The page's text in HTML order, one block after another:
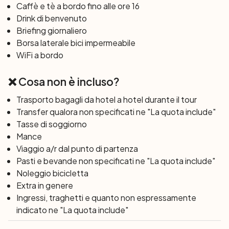
dalle maestose dimore, dai canali, dalle chiese e dalle
mura cittadine che ancora oggi riflettono la ricca storia e
il benessere della città. Nel pomeriggio, tempo
permettendo, navigheremo attraverso l’IJsselmeer fino
al porto di Urk. A bordo, potrete affiancare il capitano
sul ponte e godervi il ​​viaggio, osservando la vita degli
uccelli marini. La sera potrete passeggiare per le
stradine e i vicoli di Urk. Come vedrete, le case di questo
pittoresco villaggio di pescatori sono state costruite una
accanto all’altra su un piano rialzato per proteggerle
dall’acqua.
Giorno 4: Urk – Vollenhove (37 km)
Dopo colazione, pedalerete lungo il lago su una pista
ciclabile asfaltata fino all’ex isola di Schokland. Dopo la
bonifica del polder nord-orientale (Noordoostpolder) nel
1942, Schokland, proprio come Urk, ha smesso di essere
Caffè e tè a bordo fino alle ore 16
Drink di benvenuto
Briefing giornaliero
Borsa laterale bici impermeabile
WiFi a bordo
❌ Cosa non è incluso?
Trasporto bagagli da hotel a hotel durante il tour
Transfer qualora non specificati ne "La quota include"
Tasse di soggiorno
Mance
Viaggio a/r dal punto di partenza
Pasti e bevande non specificati ne "La quota include"
Noleggio bicicletta
Extra in genere
Ingressi, traghetti e quanto non espressamente
indicato ne "La quota include"